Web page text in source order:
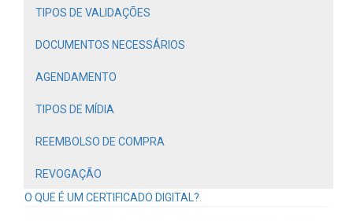
TIPOS DE VALIDAÇÕES
DOCUMENTOS NECESSÁRIOS
AGENDAMENTO
TIPOS DE MÍDIA
REEMBOLSO DE COMPRA
REVOGAÇÃO
O QUE É UM CERTIFICADO DIGITAL?